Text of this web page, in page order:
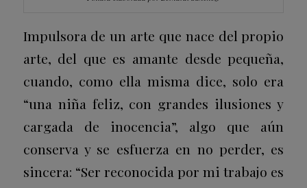
Impulsora de un arte que nace del propio
arte, del que es amante desde pequeña,
cuando, como ella misma dice, solo era
“una niña feliz, con grandes ilusiones y
cargada de inocencia”, algo que aún
conserva y se esfuerza en no perder, es
sincera: “Ser reconocida por mi trabajo es